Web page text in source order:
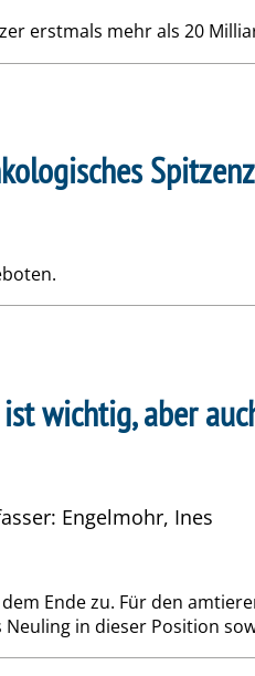
erstmals mehr als 20
wichtig, aber
Engelmohr, Ines
Ende zu. Für den
in dieser Position